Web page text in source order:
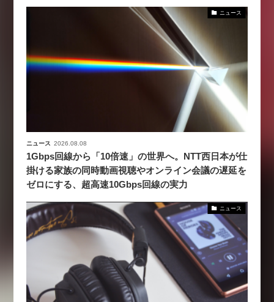
ニュース
ニュース 2026.08.08
1Gbps回線から「10倍速」の世界へ。NTT西日本が仕
掛ける家族の同時動画視聴やオンライン会議の遅延を
ゼロにする、超高速10Gbps回線の実力
ニュース